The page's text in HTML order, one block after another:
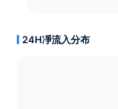
24H凈流入分布